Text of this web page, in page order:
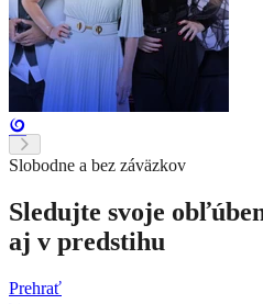
Slobodne a bez záväzkov
Sledujte svoje
aj v predstihu
Prehrať